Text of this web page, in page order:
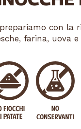
con la
farina, uova